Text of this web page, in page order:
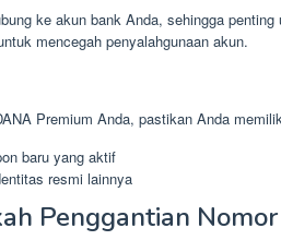
ke akun bank Anda, sehingga
mencegah penyalahgunaan akun.
Premium Anda, pastikan Anda
baru yang aktif
resmi lainnya
Penggantian Nomor